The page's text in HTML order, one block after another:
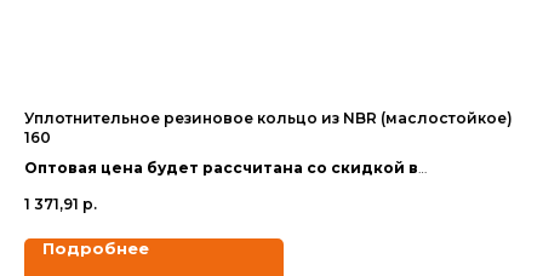
Уплотнительное резиновое кольцо из NBR (маслостойкое)
160
Оптовая цена будет рассчитана со скидкой в
1 371,91 р.
Подробнее